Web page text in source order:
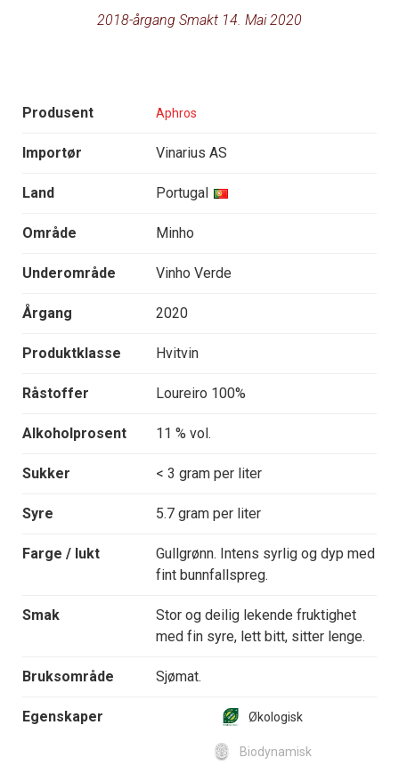
2018-årgang Smakt 14. Mai 2020
Produsent Aphros
Importør Vinarius AS
Land Portugal
Område Minho
Underområde Vinho Verde
Årgang 2020
Produktklasse Hvitvin
Råstoffer Loureiro 100%
Alkoholprosent 11 % vol.
Sukker < 3 gram per liter
Syre 5.7 gram per liter
Farge / lukt
Gullgrønn. Intens syrlig og dyp med
fint bunnfallspreg.
Smak
Stor og deilig lekende fruktighet
med fin syre, lett bitt, sitter lenge.
Bruksområde Sjømat.
Egenskaper Økologisk
Biodynamisk